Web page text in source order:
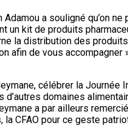
a souligné qu’on
un kit de produits
la distribution des
de vous
célébrer la
domaines
a par ailleurs
CFAO pour ce geste